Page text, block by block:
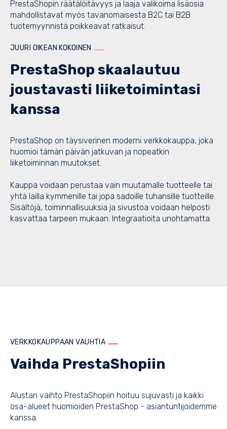
PrestaShopin räätälöitävyys ja laaja valikoima lisäosia
mahdollistavat myös tavanomaisesta B2C tai B2B
tuotemyynnistä poikkeavat ratkaisut.
JUURI OIKEAN KOKOINEN
PrestaShop skaalautuu
joustavasti liiketoimintasi
kanssa
PrestaShop on täysiverinen moderni verkkokauppa, joka
huomioi tämän päivän jatkuvan ja nopeatkin
liiketoiminnan muutokset.
Kauppa voidaan perustaa vain muutamalle tuotteelle tai
yhtä lailla kymmenille tai jopa sadoille tuhansille tuotteille.
Sisältöjä, toiminnallisuuksia ja sivustoa voidaan helposti
kasvattaa tarpeen mukaan. Integraatioita unohtamatta.
VERKKOKAUPPAAN VAUHTIA
Vaihda PrestaShopiin
Alustan vaihto PrestaShopiin hoituu sujuvasti ja kaikki
osa-alueet huomioiden PrestaShop - asiantuntijoidemme
kanssa.